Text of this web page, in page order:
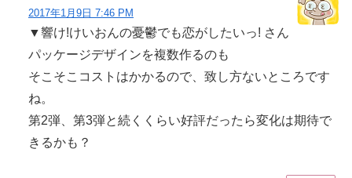
2017年1月9日 7:46 PM
▼響け!けいおんの憂鬱でも恋がしたいっ! さん
パッケージデザインを複数作るのも
そこそこコストはかかるので、致し方ないところです
ね。
第2弾、第3弾と続くくらい好評だったら変化は期待で
きるかも？